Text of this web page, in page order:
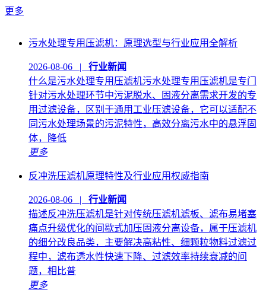
更多
污水处理专用压滤机：原理选型与行业应用全解析
2026-08-06 | 行业新闻
什么是污水处理专用压滤机污水处理专用压滤机是专门
针对污水处理环节中污泥脱水、固液分离需求开发的专
用过滤设备，区别于通用工业压滤设备，它可以适配不
同污水处理场景的污泥特性，高效分离污水中的悬浮固
体，降低
更多
反冲洗压滤机原理特性及行业应用权威指南
2026-08-06 | 行业新闻
描述反冲洗压滤机是针对传统压滤机滤板、滤布易堵塞
痛点升级优化的间歇式加压固液分离设备，属于压滤机
的细分改良品类，主要解决高粘性、细颗粒物料过滤过
程中，滤布透水性快速下降、过滤效率持续衰减的问
题，相比普
更多